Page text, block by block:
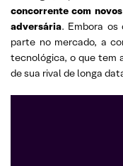
concorrente com
adversária. Embora os
parte no mercado, a
tecnológica, o que tem
de sua rival de longa